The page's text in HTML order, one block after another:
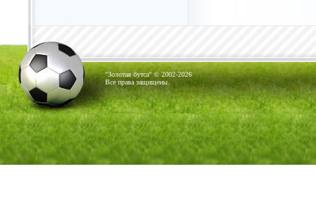
"Золотая бутса" © 2002-2026
Все права защищены.